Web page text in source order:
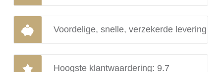
Voordelige, snelle, verzekerde levering
Hoogste klantwaardering: 9.7